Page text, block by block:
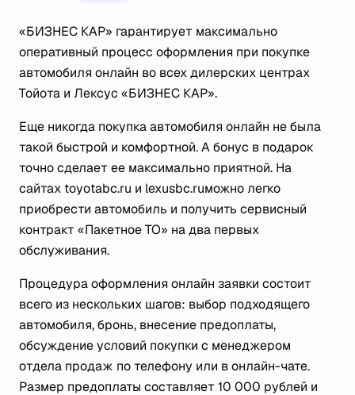
«БИЗНЕС КАР» гарантирует максимально
оперативный процесс оформления при покупке
автомобиля онлайн во всех дилерских центрах
Тойота и Лексус «БИЗНЕС КАР».
Еще никогда покупка автомобиля онлайн не была
такой быстрой и комфортной. А бонус в подарок
точно сделает ее максимально приятной. На
сайтах toyotabc.ru и lexusbc.ruможно легко
приобрести автомобиль и получить сервисный
контракт «Пакетное ТО» на два первых
обслуживания.
Процедура оформления онлайн заявки состоит
всего из нескольких шагов: выбор подходящего
автомобиля, бронь, внесение предоплаты,
обсуждение условий покупки с менеджером
отдела продаж по телефону или в онлайн-чате.
Размер предоплаты составляет 10 000 рублей и